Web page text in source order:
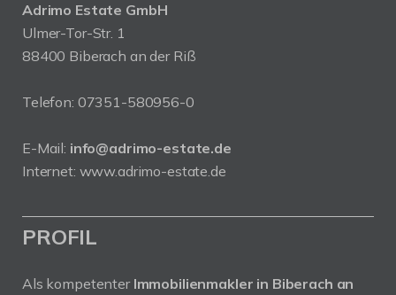
Adrimo Estate GmbH
Ulmer-Tor-Str. 1
88400 Biberach an der Riß
Telefon: 07351-580956-0
E-Mail: info@adrimo-estate.de
Internet: www.adrimo-estate.de
PROFIL
Als kompetenter Immobilienmakler in Biberach an